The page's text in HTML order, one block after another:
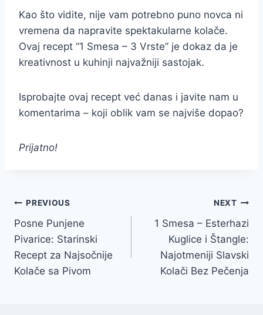
Kao što vidite, nije vam potrebno puno novca ni
vremena da napravite spektakularne kolače.
Ovaj recept “1 Smesa – 3 Vrste” je dokaz da je
kreativnost u kuhinji najvažniji sastojak.
Isprobajte ovaj recept već danas i javite nam u
komentarima – koji oblik vam se najviše dopao?
Prijatno!
Post
navigation
PREVIOUS
Posne Punjene
Pivarice: Starinski
Recept za Najsočnije
Kolače sa Pivom
NEXT
1 Smesa – Esterhazi
Kuglice i Štangle:
Najotmeniji Slavski
Kolači Bez Pečenja